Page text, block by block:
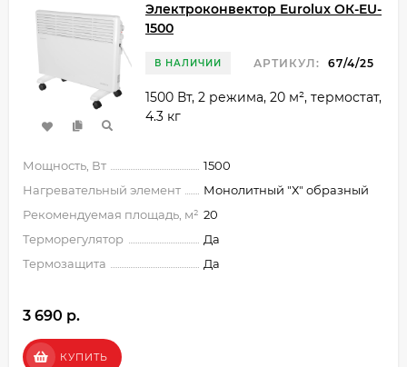
Электроконвектор Eurolux ОК-EU-
1500
В НАЛИЧИИ АРТИКУЛ: 67/4/25
1500 Вт, 2 режима, 20 м², термостат,
4.3 кг
Мощность, Вт
1500
Нагревательный элемент
Монолитный "Х" образный
Рекомендуемая площадь, м² 20
Терморегулятор
Да
Термозащита
Да
3 690 p.
КУПИТЬ